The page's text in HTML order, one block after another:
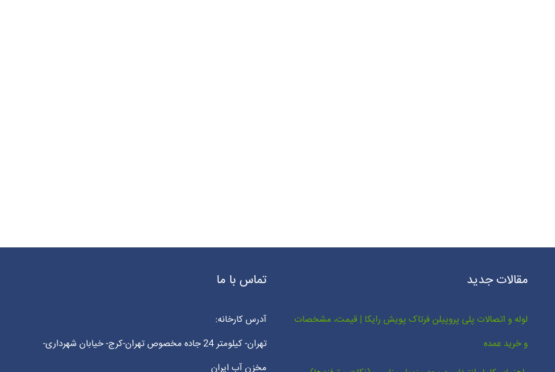
مقالات جدید
لوله و اتصالات پلی پروپیلن فرتاک پویش رایکا | قیمت، مشخصات
و خرید عمده
تماس با ما
آدرس کارخانه:
تهران- کیلومتر 24 جاده مخصوص تهران-کرج- خیابان شهرداری-
مخزن آب ایران